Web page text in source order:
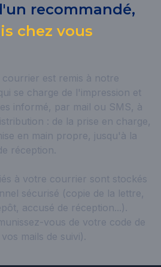
recommandé,
chez vous
est remis à notre
se charge de l'impression et
informé, par mail ou SMS, à
: de la prise en charge,
en main propre, jusqu'à la
réception.
à votre courrier sont stockés
sécurisé (copie de la lettre,
accusé de réception...).
vous de votre code de
mails de suivi).